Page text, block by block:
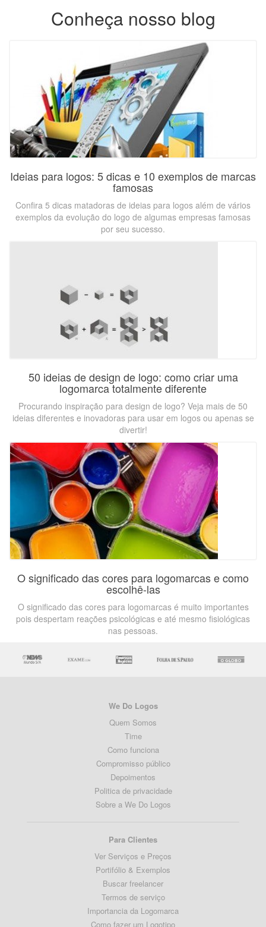
Conheça nosso blog
Ideias para logos: 5 dicas e 10 exemplos de marcas
famosas
Confira 5 dicas matadoras de ideias para logos além de vários
exemplos da evolução do logo de algumas empresas famosas
por seu sucesso.
50 ideias de design de logo: como criar uma
logomarca totalmente diferente
Procurando inspiração para design de logo? Veja mais de 50
ideias diferentes e inovadoras para usar em logos ou apenas se
divertir!
O significado das cores para logomarcas e como
escolhê-las
O significado das cores para logomarcas é muito importantes
pois despertam reações psicológicas e até mesmo fisiológicas
nas pessoas.
We Do Logos
Quem Somos
Time
Como funciona
Compromisso público
Depoimentos
Politica de privacidade
Sobre a We Do Logos
Para Clientes
Ver Serviços e Preços
Portifólio & Exemplos
Buscar freelancer
Termos de serviço
Importancia da Logomarca
Como fazer um Logotipo